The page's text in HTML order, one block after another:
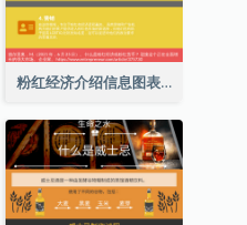
粉红经济介绍信息图表